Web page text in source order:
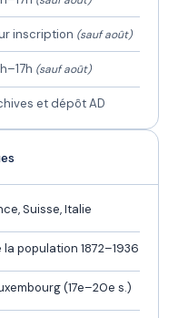
inscription (sauf août)
(sauf août)
et dépôt AD
Suisse, Italie
population 1872–1936
(17e–20e s.)